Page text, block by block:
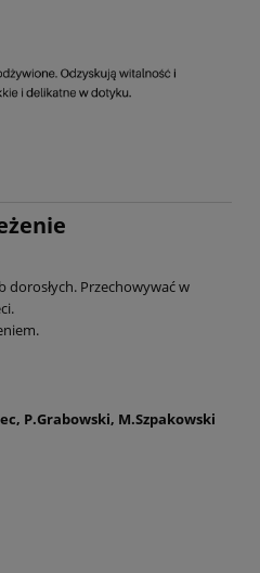
Przechowywać w
P.Grabowski, M.Szpakowski